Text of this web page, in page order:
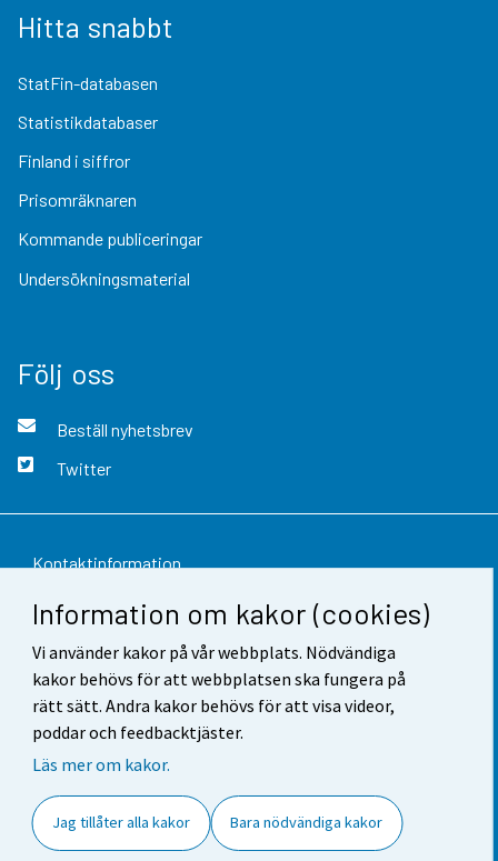
Information om kakor (cookies)
Vi använder kakor på vår webbplats. Nödvändiga
kakor behövs för att webbplatsen ska fungera på
rätt sätt. Andra kakor behövs för att visa videor,
poddar och feedbacktjäster.
Läs mer om kakor.
Jag tillåter alla kakor Bara nödvändiga kakor
Hitta snabbt
StatFin-databasen
Statistikdatabaser
Finland i siffror
Prisomräknaren
Kommande publiceringar
Undersökningsmaterial
Följ oss
Beställ nyhetsbrev
Twitter
Kontaktinformation
Respons
Användarvillkor
Dataskydd
Tillgänglighet
Cookie-inställningar